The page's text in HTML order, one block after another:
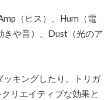
（ヒス）、Hum（電
きや音）、Dust（光のア
ッキングしたり、トリガ
リエイティブな効果と